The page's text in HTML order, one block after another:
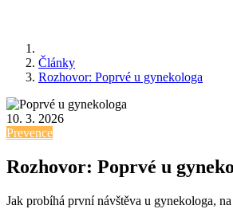
Články
Rozhovor: Poprvé u gynekologa
10. 3. 2026
Prevence
Rozhovor: Poprvé u
Jak probíhá první návštěva u gynekologa,